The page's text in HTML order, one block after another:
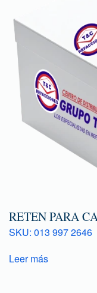
RETEN PARA
SKU: 013 997 2646
Leer más